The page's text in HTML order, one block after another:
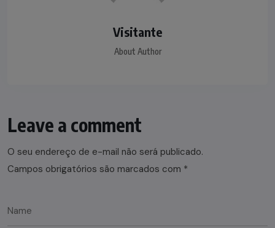
Visitante
About Author
Leave a comment
O seu endereço de e-mail não será publicado.
Campos obrigatórios são marcados com *